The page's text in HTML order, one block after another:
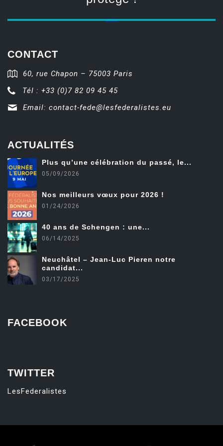
CONTACT
60, rue Chapon – 75003 Paris
Tél : +33 (0)7 82 09 45 45
Email: contact-fede@lesfederalistes.eu
ACTUALITÉS
Plus qu’une célébration du passé, le...
05/09/2026
Nos meilleurs vœux pour 2026 !
01/24/2026
40 ans de Schengen : une...
06/14/2025
Neuchâtel – Jean-Luc Pieren notre
candidat...
03/17/2025
FACEBOOK
TWITTER
LesFederalistes